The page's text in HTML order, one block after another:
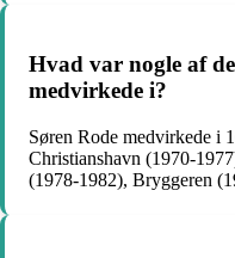
Hvad var nogle af
medvirkede i?
Søren Rode medvirkede i
Christianshavn (1970-
(1978-1982), Bryggeren